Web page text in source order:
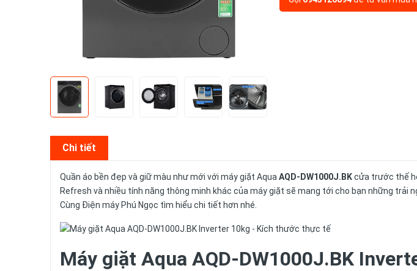
Chi tiết
Quần áo bền đẹp và giữ màu như mới với máy giặt Aqua AQD-DW1000J.BKcửa trước thế
Refresh và nhiều tính năng thông minh khác của máy giặt sẽ mang tới cho bạn những trải
Cùng Điện máy Phú Ngọc tìm hiểu chi tiết hơn nhé.
Máy giặt Aqua AQD-DW1000J.BK